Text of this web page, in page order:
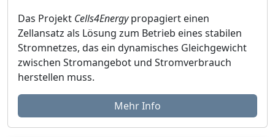
Das Projekt Cells4Energypropagiert einen
Zellansatz als Lösung zum Betrieb eines stabilen
Stromnetzes, das ein dynamisches Gleichgewicht
zwischen Stromangebot und Stromverbrauch
herstellen muss.
Mehr Info